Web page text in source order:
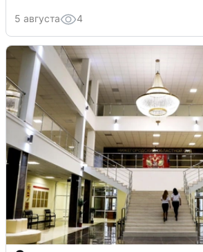
5 августа 4